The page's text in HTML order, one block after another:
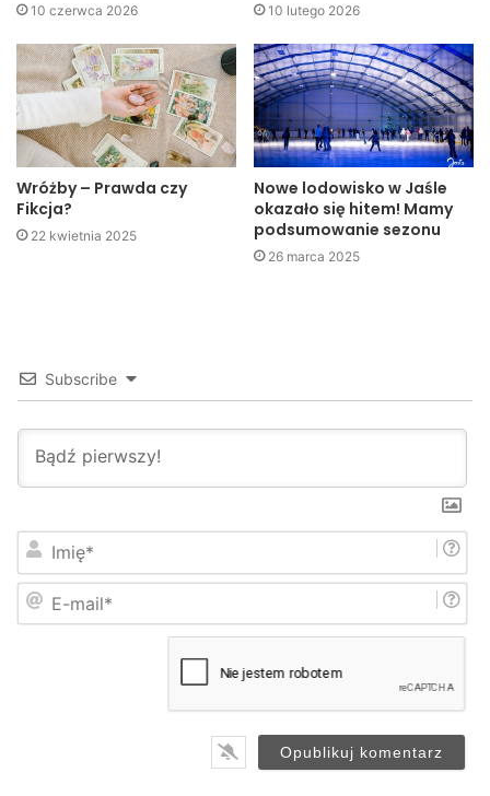
10 czerwca 2026 10 lutego 2026
Wróżby – Prawda czy
Fikcja?
22 kwietnia 2025
Nowe lodowisko w Jaśle
okazało się hitem! Mamy
podsumowanie sezonu
26 marca 2025
Subscribe
i
m